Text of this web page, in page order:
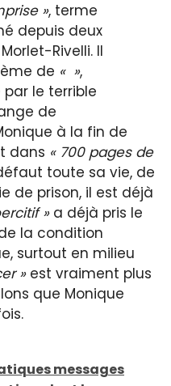
», terme
depuis deux
Rivelli. Il
de « »,
le terrible
de
à la fin de
dans « 700 pages de
toute sa vie, de
de prison, il est déjà
»a déjà pris le
la condition
surtout en milieu
»est vraiment plus
que Monique
messages